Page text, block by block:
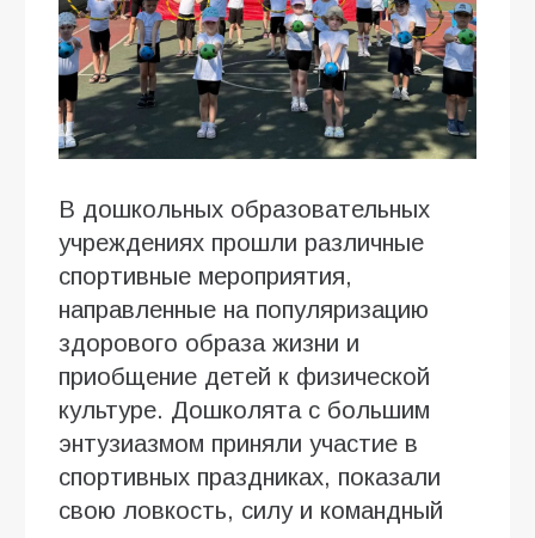
В дошкольных образовательных
учреждениях прошли различные
спортивные мероприятия,
направленные на популяризацию
здорового образа жизни и
приобщение детей к физической
культуре. Дошколята с большим
энтузиазмом приняли участие в
спортивных праздниках, показали
свою ловкость, силу и командный